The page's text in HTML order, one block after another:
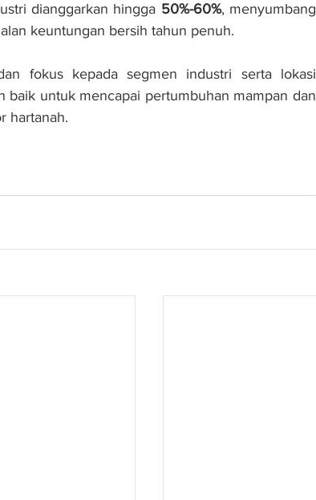
dianggarkan hingga 50%-60%
keuntungan bersih tahun penuh.
fokus kepada segmen industri serta lokasi
baik untuk mencapai pertumbuhan mampan dan
hartanah.